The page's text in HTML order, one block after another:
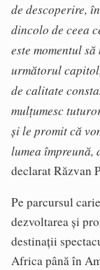
de descoperire,
dincolo de ceea
este momentul
următorul
de calitate
mulțumesc
și le promit că
lumea
declarat Răzvan
Pe parcursul
dezvoltarea și
destinații
Africa până în